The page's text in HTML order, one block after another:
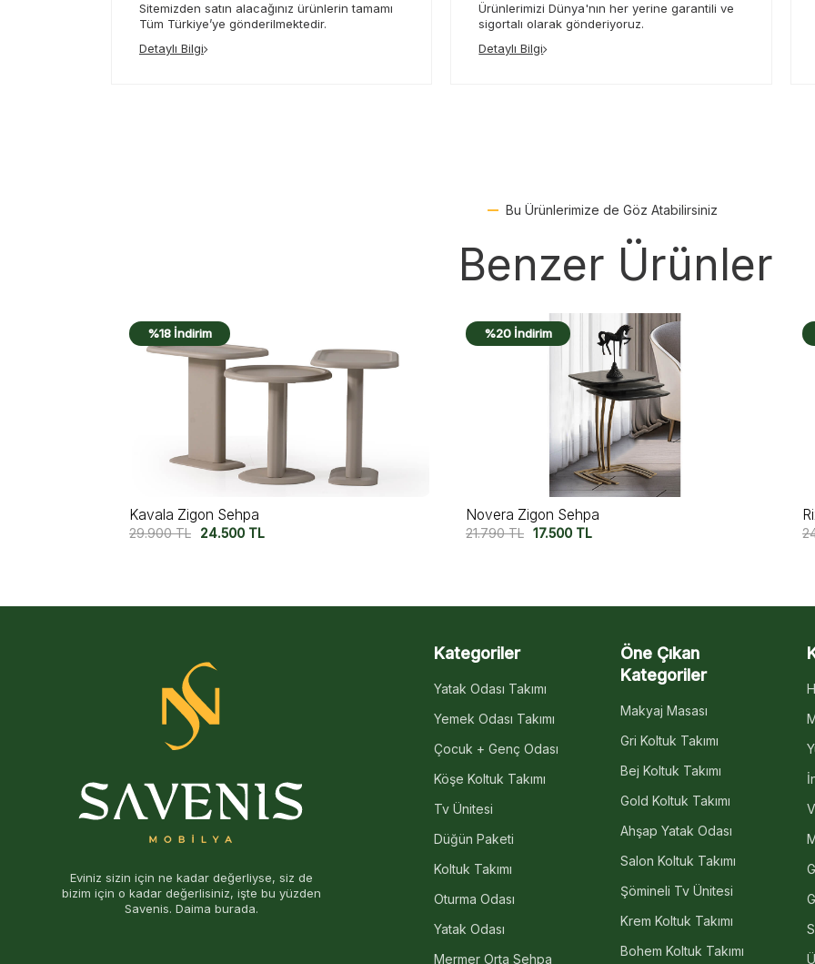
Sitemizden satın alacağınız ürünlerin tamamı
Tüm Türkiye’ye gönderilmektedir.
Detaylı Bilgi
Ürünlerimizi Dünya'nın her yerine garantili ve
sigortalı olarak gönderiyoruz.
Detaylı Bilgi
Bu Ürünlerimize de Göz Atabilirsiniz
Benzer Ürünler
%20 İndirim
Novera Zigon Sehpa
21.790TL 17.500TL
%19 İndirim
Rixos Zigon Sehpa
24.500TL 19.750 TL
Eviniz sizin için ne kadar değerliyse, siz de
bizim için o kadar değerlisiniz, işte bu yüzden
Savenis. Daima burada.
Kategoriler
Yatak Odası Takımı
Yemek Odası Takımı
Çocuk + Genç Odası
Köşe Koltuk Takımı
Tv Ünitesi
Düğün Paketi
Koltuk Takımı
Oturma Odası
Yatak Odası
Mermer Orta Sehpa
Öne Çıkan
Kategoriler
Makyaj Masası
Gri Koltuk Takımı
Bej Koltuk Takımı
Gold Koltuk Takımı
Ahşap Yatak Odası
Salon Koltuk Takımı
Şömineli Tv Ünitesi
Krem Koltuk Takımı
Bohem Koltuk Takımı